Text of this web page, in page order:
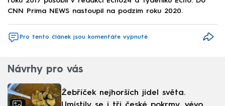
CNN Prima NEWS nastoupil na podzim roku 2020.
Pro tento článek jsou komentáře vypnuté
Návrhy pro vás
Žebříček nejhorších jídel světa.